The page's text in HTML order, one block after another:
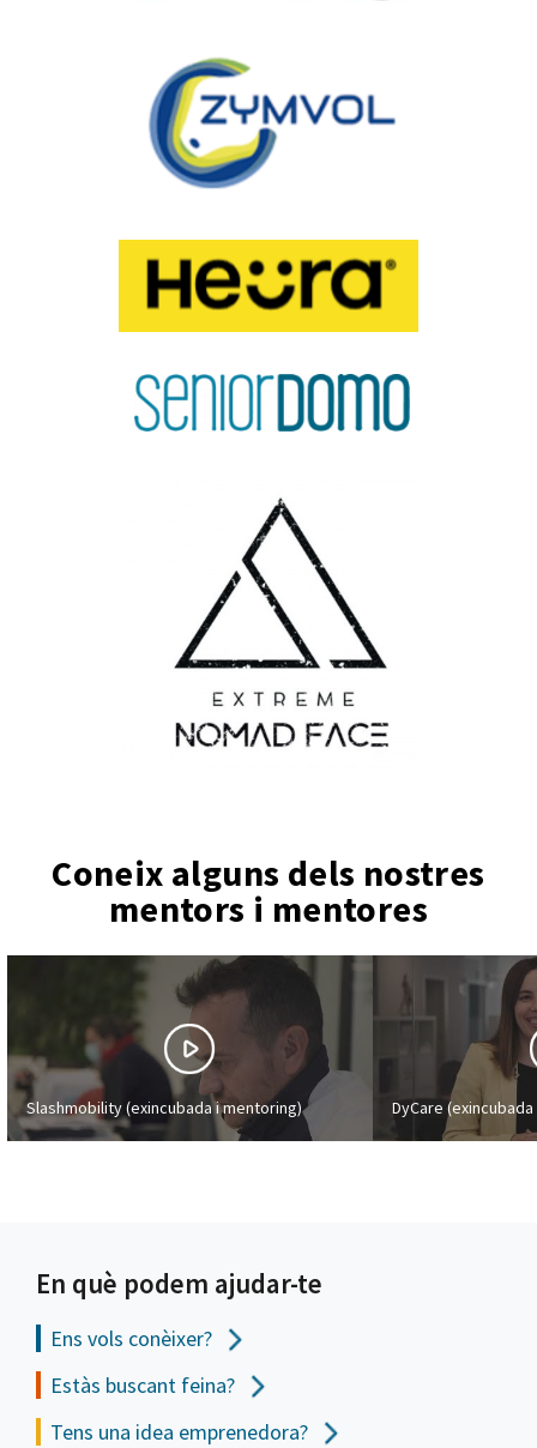
Coneix alguns dels nostres
mentors i mentores
Slashmobility (exincubada i mentoring) DyCare
En què podem ajudar-te
Ens vols conèixer?
Estàs buscant feina?
Tens una idea emprenedora?